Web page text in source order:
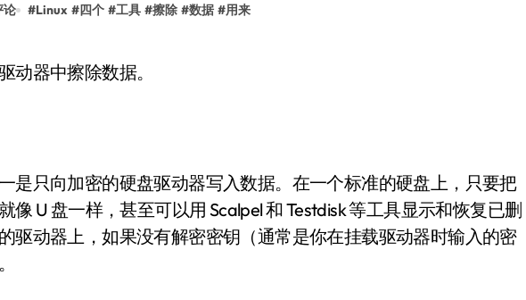
论 #Linux #四个 #工具 #擦除 #数据 #用来
动器中擦除数据。
是只向加密的硬盘驱动器写入数据。在一个标准的硬盘上，只要把
像 U 盘一样，甚至可以用 Scalpel 和 Testdisk 等工具显示和恢复已删
驱动器上，如果没有解密密钥（通常是你在挂载驱动器时输入的密